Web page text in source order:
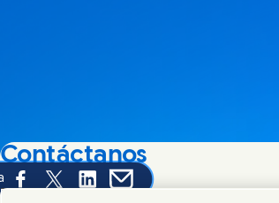
Share this page on Facebook
Share this page on X
Share this page on Linked In
Share this page on E-mail
Contáctanos
Ponte en contacto con Unilever y